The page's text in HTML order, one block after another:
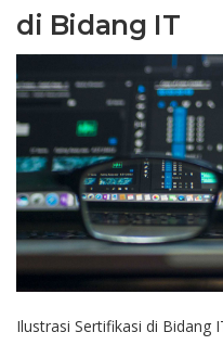
di Bidang IT
Ilustrasi Sertifikasi di Bidang